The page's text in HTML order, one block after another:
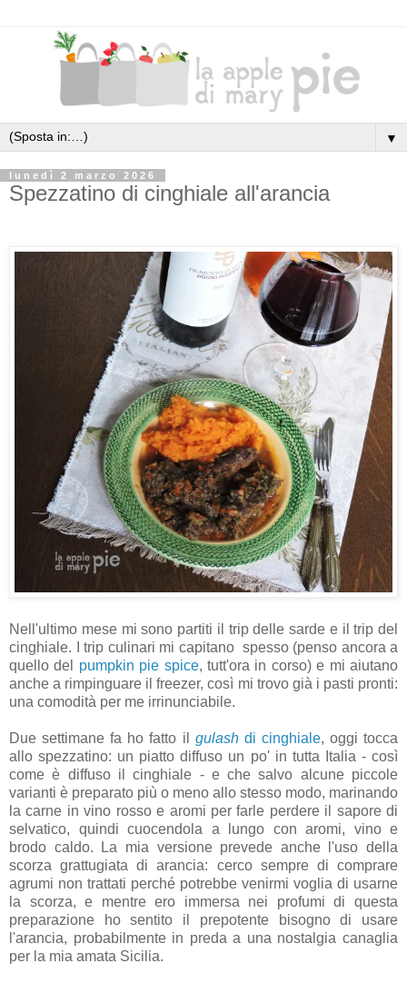
▼
lunedì 2 marzo 2026
Spezzatino di cinghiale all'arancia
Nell'ultimo mese mi sono partiti il trip delle sarde e il trip del
cinghiale. I trip culinari mi capitano spesso (penso ancora a
quello del pumpkin pie spice, tutt'ora in corso) e mi aiutano
anche a rimpinguare il freezer, così mi trovo già i pasti pronti:
una comodità per me irrinunciabile.
Due settimane fa ho fatto il gulashdi cinghiale, oggi tocca
allo spezzatino: un piatto diffuso un po' in tutta Italia - così
come è diffuso il cinghiale - e che salvo alcune piccole
varianti è preparato più o meno allo stesso modo, marinando
la carne in vino rosso e aromi per farle perdere il sapore di
selvatico, quindi cuocendola a lungo con aromi, vino e
brodo caldo. La mia versione prevede anche l'uso della
scorza grattugiata di arancia: cerco sempre di comprare
agrumi non trattati perché potrebbe venirmi voglia di usarne
la scorza, e mentre ero immersa nei profumi di questa
preparazione ho sentito il prepotente bisogno di usare
l'arancia, probabilmente in preda a una nostalgia canaglia
per la mia amata Sicilia.